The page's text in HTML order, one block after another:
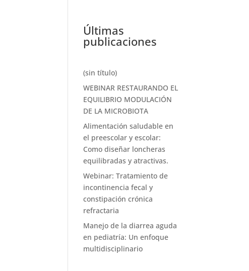
Últimas
publicaciones
(sin título)
WEBINAR RESTAURANDO EL
EQUILIBRIO MODULACIÓN
DE LA MICROBIOTA
Alimentación saludable en
el preescolar y escolar:
Como diseñar loncheras
equilibradas y atractivas.
Webinar: Tratamiento de
incontinencia fecal y
constipación crónica
refractaria
Manejo de la diarrea aguda
en pediatría: Un enfoque
multidisciplinario